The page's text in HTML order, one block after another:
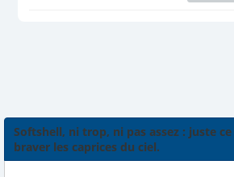
Softshell, ni trop, ni pas assez : juste
braver les caprices du ciel.